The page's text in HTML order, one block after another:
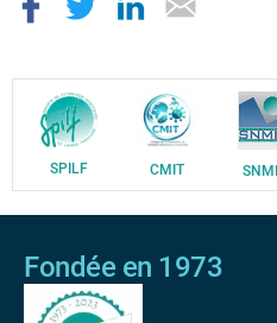
SPILF CMIT
Fondée en 1973